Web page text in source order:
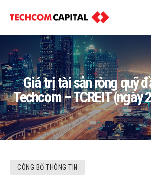
Giá trị tài sản ròng quỹ
Techcom – TCREIT (ngày
CÔNG BỐ THÔNG TIN